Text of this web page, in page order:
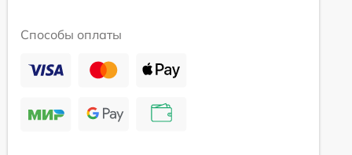
Способы оплаты